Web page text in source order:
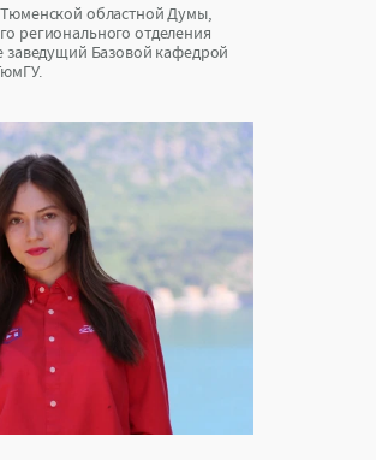
областной Думы,
регионального отделения
заведущий Базовой кафедрой